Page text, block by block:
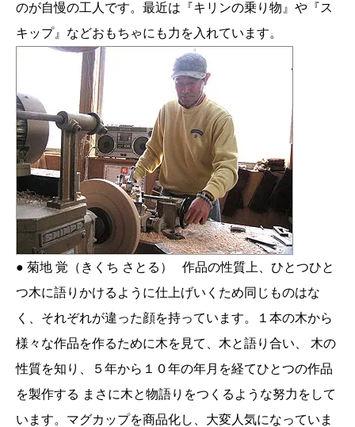
のが自慢の工人です。最近は『キリンの乗り物』や『ス
キップ』などおもちゃにも力を入れています。
● 菊地 覚（きくち さとる） 作品の性質上、ひとつひと
つ木に語りかけるように仕上げいくため同じものはな
く、それぞれが違った顔を持っています。１本の木から
様々な作品を作るために木を見て、木と語り合い、 木の
性質を知り、５年から１０年の年月を経てひとつの作品
を製作する まさに木と物語りをつくるような努力をして
います。マグカップを商品化し、大変人気になっていま